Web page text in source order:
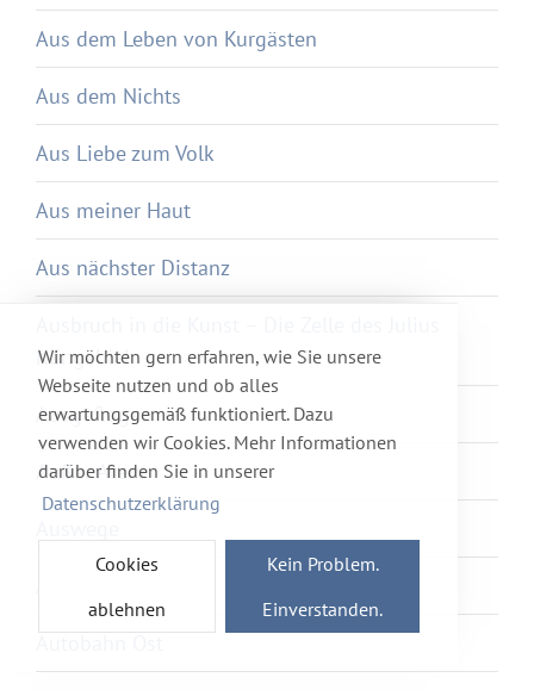
Wir möchten gern erfahren, wie Sie unsere
Webseite nutzen und ob alles
erwartungsgemäß funktioniert. Dazu
verwenden wir Cookies. Mehr Informationen
darüber finden Sie in unserer
Datenschutzerklärung
Cookies
ablehnen
Kein Problem.
Einverstanden.
Aus dem Leben von Kurgästen
Aus dem Nichts
Aus Liebe zum Volk
Aus meiner Haut
Aus nächster Distanz
Klingebiel
Ausgeflogen
Außer Atem